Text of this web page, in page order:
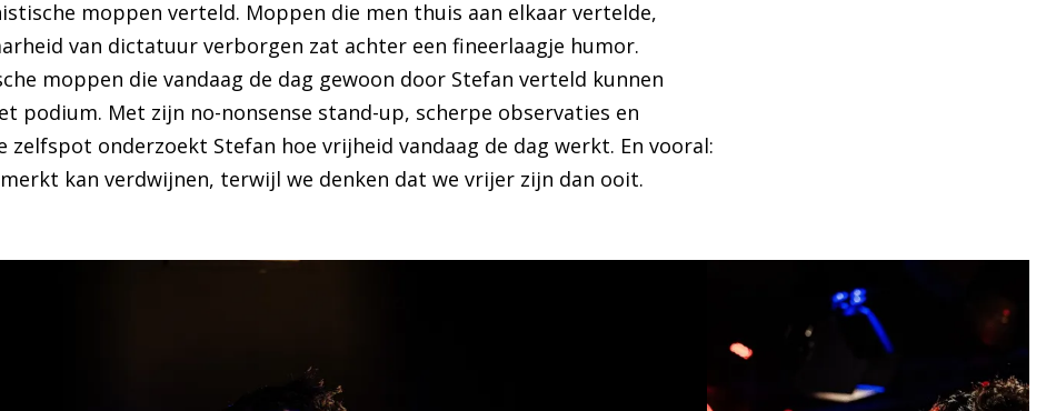
moppen verteld. Moppen die men thuis aan elkaar vertelde,
van dictatuur verborgen zat achter een fineerlaagje humor.
moppen die vandaag de dag gewoon door Stefan verteld kunnen
podium. Met zijn no-nonsense stand-up, scherpe observaties en
zelfspot onderzoekt Stefan hoe vrijheid vandaag de dag werkt. En vooral:
kan verdwijnen, terwijl we denken dat we vrijer zijn dan ooit.